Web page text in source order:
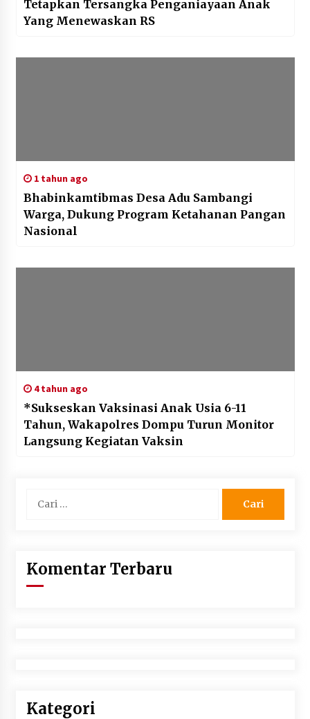
Tetapkan Tersangka Penganiayaan Anak
Yang Menewaskan RS
1 tahun ago
Bhabinkamtibmas Desa Adu Sambangi
Warga, Dukung Program Ketahanan Pangan
Nasional
4 tahun ago
*Sukseskan Vaksinasi Anak Usia 6-11
Tahun, Wakapolres Dompu Turun Monitor
Langsung Kegiatan Vaksin
untuk:
Komentar Terbaru
Kategori